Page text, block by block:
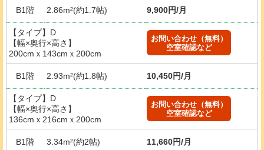
B1階 2.86m²(約1.7帖) 9,900円/月
【タイプ】D
【幅×奥行×高さ】
200cmｘ143cmｘ200cm
お問い合わせ（無料）
空室確認など
B1階 2.93m²(約1.8帖) 10,450円/月
【タイプ】D
【幅×奥行×高さ】
136cmｘ216cmｘ200cm
お問い合わせ（無料）
空室確認など
B1階 3.34m²(約2帖) 11,660円/月